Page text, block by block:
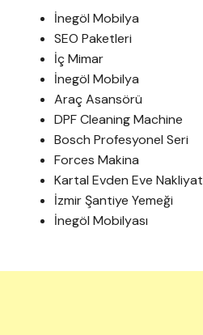
İnegöl Mobilya
SEO Paketleri
İç Mimar
İnegöl Mobilya
Araç Asansörü
DPF Cleaning Machine
Bosch Profesyonel Seri
Forces Makina
Kartal Evden Eve Nakliyat
İzmir Şantiye Yemeği
İnegöl Mobilyası